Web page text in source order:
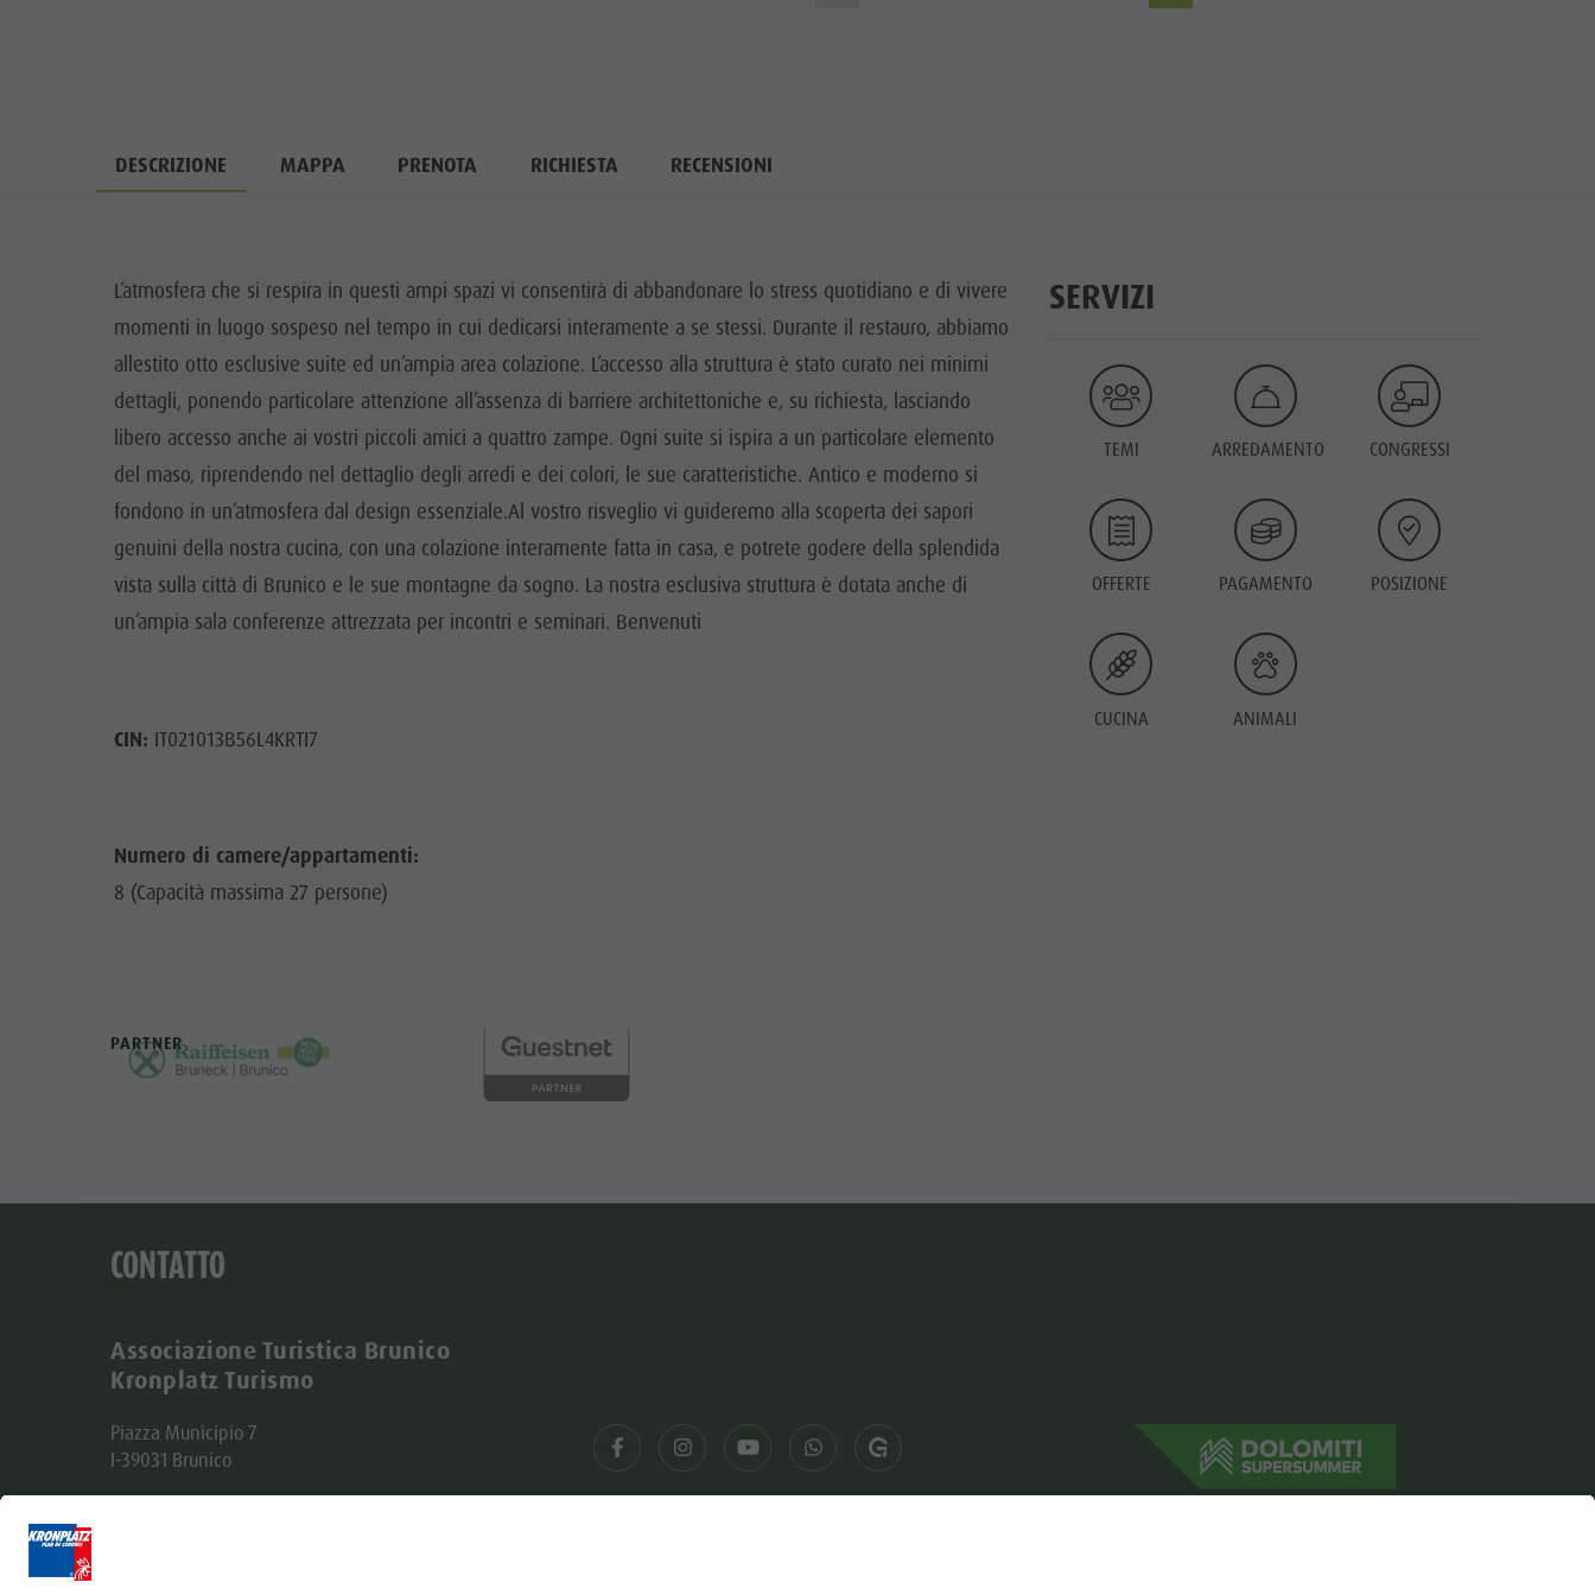
DESCRIZIONE MAPPA PRENOTA RICHIESTA RECENSIONI
L’atmosfera che si respira in questi ampi spazi vi consentirà di abbandonare lo stress quotidiano e di vivere
momenti in luogo sospeso nel tempo in cui dedicarsi interamente a se stessi. Durante il restauro, abbiamo
allestito otto esclusive suite ed un’ampia area colazione. L’accesso alla struttura è stato curato nei minimi
dettagli, ponendo particolare attenzione all’assenza di barriere architettoniche e, su richiesta, lasciando
libero accesso anche ai vostri piccoli amici a quattro zampe. Ogni suite si ispira a un particolare elemento
del maso, riprendendo nel dettaglio degli arredi e dei colori, le sue caratteristiche. Antico e moderno si
fondono in un’atmosfera dal design essenziale.Al vostro risveglio vi guideremo alla scoperta dei sapori
genuini della nostra cucina, con una colazione interamente fatta in casa, e potrete godere della splendida
vista sulla città di Brunico e le sue montagne da sogno. La nostra esclusiva struttura è dotata anche di
un’ampia sala conferenze attrezzata per incontri e seminari. Benvenuti
CIN: IT021013B56L4KRTI7
Numero di camere/appartamenti:
8 (Capacità massima 27 persone)
SERVIZI
TEMI ARREDAMENTO CONGRESSI
OFFERTE PAGAMENTO POSIZIONE
CUCINA ANIMALI
PARTNER
CONTATTO
Associazione Turistica Brunico
Kronplatz Turismo
Piazza Municipio 7
I-39031 Brunico